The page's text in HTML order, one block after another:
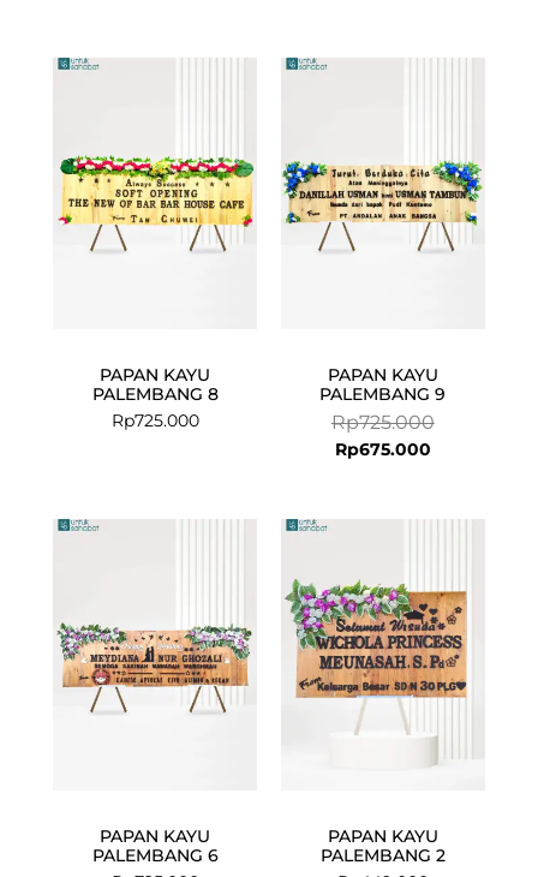
PAPAN KAYU
PALEMBANG 8
Rp725.000
PAPAN KAYU
PALEMBANG 9
Rp725.000
Rp675.000
PAPAN KAYU
PALEMBANG 6
PAPAN KAYU
PALEMBANG 2